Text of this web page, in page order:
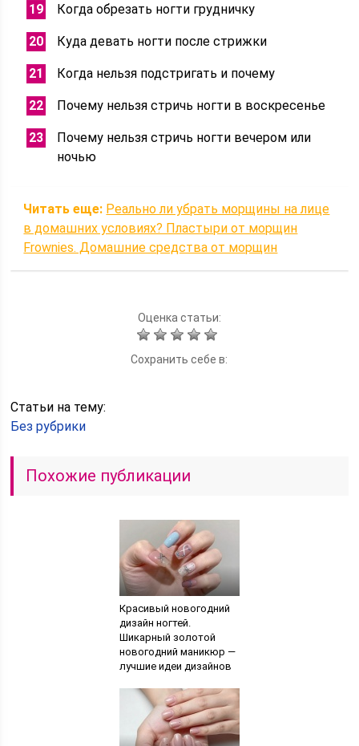
Когда обрезать ногти грудничку
Куда девать ногти после стрижки
Когда нельзя подстригать и почему
Почему нельзя стричь ногти в воскресенье
Почему нельзя стричь ногти вечером или
ночью
Читать еще: Реально ли убрать морщины на лице
в домашних условиях? Пластыри от морщин
Frownies. Домашние средства от морщин
Оценка статьи:
Сохранить себе в:
Статьи на тему:
Без рубрики
Похожие публикации
Красивый новогодний
дизайн ногтей.
Шикарный золотой
новогодний маникюр —
лучшие идеи дизайнов